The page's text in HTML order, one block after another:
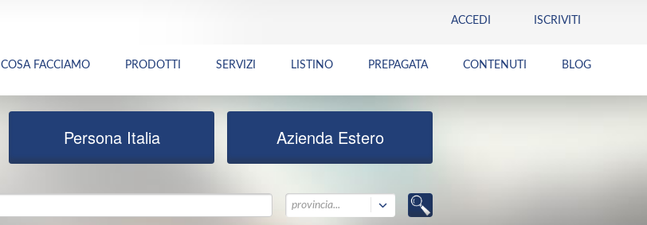
ACCEDI ISCRIVITI
COSA FACCIAMO PRODOTTI SERVIZI LISTINO PREPAGATA CONTENUTI BLOG
Persona Italia Azienda Estero
provincia...